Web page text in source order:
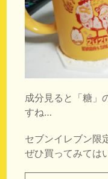
成分見ると「糖」
すね…
セブンイレブン限
ぜひ買ってみては